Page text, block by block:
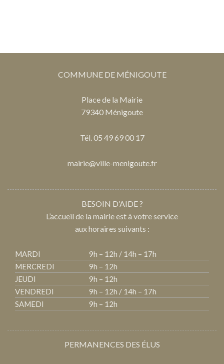
COMMUNE DE MÉNIGOUTE
Place de la Mairie
79340 Ménigoute
Tél. 05 49 69 00 17
mairie@ville-menigoute.fr
BESOIN D’AIDE ?
L’accueil de la mairie est à votre service
aux horaires suivants :
MARDI
9h – 12h / 14h – 17h
MERCREDI
9h – 12h
JEUDI
9h – 12h
VENDREDI
9h – 12h / 14h – 17h
SAMEDI
9h – 12h
PERMANENCES DES ÉLUS